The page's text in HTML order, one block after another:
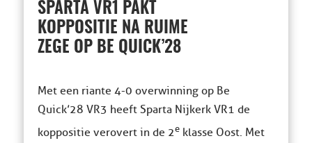
SPARTA VR1 PAKT
KOPPOSITIE NA RUIME
ZEGE OP BE QUICK’28
Met een riante 4-0 overwinning op Be
Quick’28 VR3 heeft Sparta Nijkerk VR1 de
koppositie verovert in de 2eklasse Oost. Met